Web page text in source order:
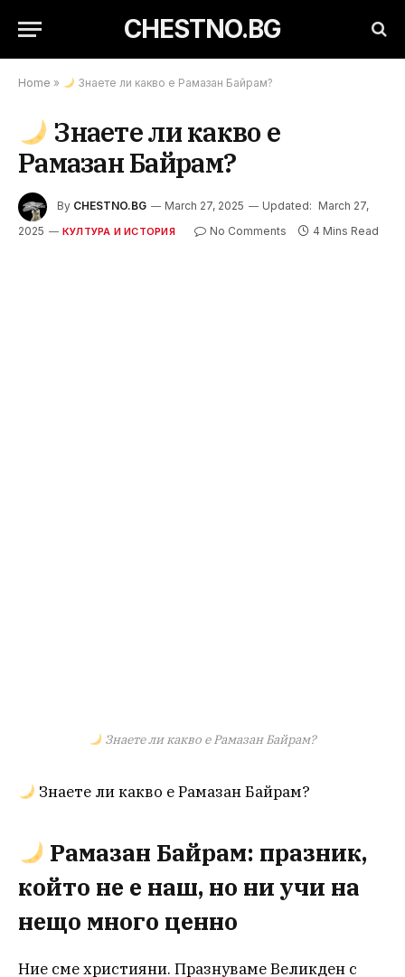
CHESTNO.BG
Home » Знаете ли какво е Рамазан Байрам?
Знаете ли какво е
Рамазан Байрам?
By CHESTNO.BG March 27, 2025 Updated: March 27,
2025
КУЛТУРА И ИСТОРИЯ No Comments 4 Mins Read
Знаете ли какво е Рамазан Байрам?
Знаете ли какво е Рамазан Байрам?
Рамазан Байрам: празник,
който не е наш, но ни учи на
нещо много ценно
Ние сме християни. Празнуваме Великден с